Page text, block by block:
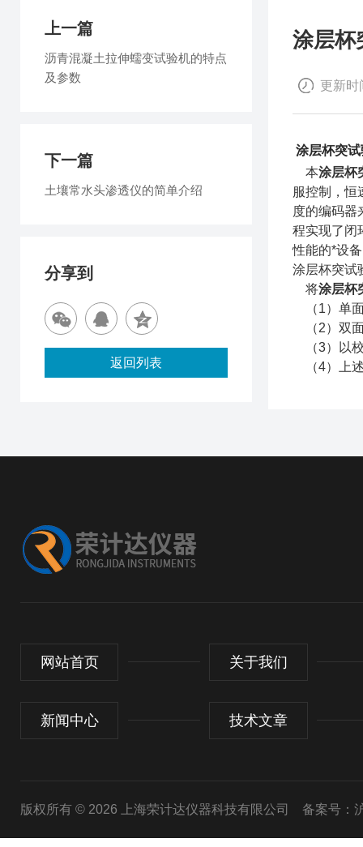
涂层杯
更新时
涂层杯突
本涂层杯
服控制，恒
度的编码器
程实现了闭
性能的*设
涂层杯突
将涂层杯
（1）单
（2）双
（3）以
（4）上述
上一篇
沥青混凝土拉伸蠕变试验机的特点
及参数
下一篇
土壤常水头渗透仪的简单介绍
分享到
返回列表
网站首页 关于我们
新闻中心 技术文章
版权所有 © 2026 上海荣计达仪器科技有限公司 备案号：